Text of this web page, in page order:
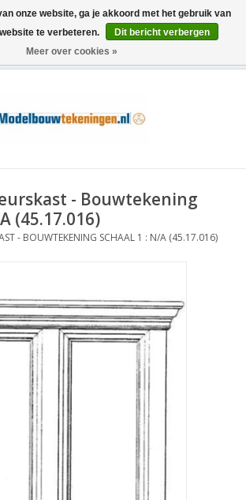
- Bouwtekening
(45.17.016)
- BOUWTEKENING SCHAAL 1 : N/A (45.17.016)
onze website, ga je akkoord met het gebruik van
te verbeteren.
Dit bericht verbergen
Meer over cookies »